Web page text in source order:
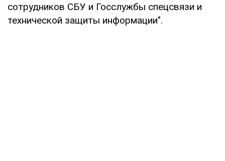
сотрудников СБУ и Госслужбы спецсвязи и
технической защиты информации".